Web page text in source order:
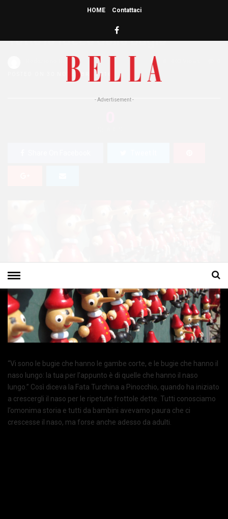
HOME Contattaci
- Advertisement -
Tutte le facce delle bugie
POSTED ON 30 NOVEMBRE 2016
0
“Vi sono le bugie che hanno le gambe corte, e le bugie che hanno il
naso lungo: la tua per l’appunto è di quelle che hanno il naso
lungo.” Così diceva la Fata Turchina a Pinocchio, quando ha iniziato
a crescergli il naso per le ripetute frottole dette. Tutti conosciamo
l’omonima storia e tutti da bambini avevamo paura che ci
crescesse il naso, ma forse anche adesso da adulti.